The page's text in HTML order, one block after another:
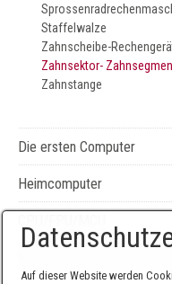
Staffelwalze
Zahnscheibe-
Zahnsektor-
Zahnstange
Die ersten Computer
Heimcomputer
Auf dieser Website werden